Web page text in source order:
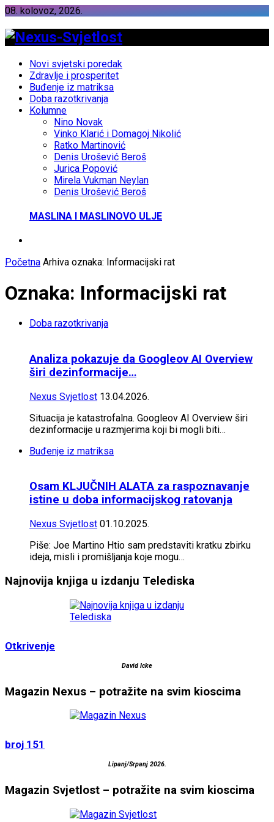
08. kolovoz, 2026.
Novi svjetski poredak
Zdravlje i prosperitet
Buđenje iz matriksa
Doba razotkrivanja
Kolumne
Nino Novak
Vinko Klarić i Domagoj Nikolić
Ratko Martinović
Denis Urošević Beroš
Jurica Popović
Mirela Vukman Neylan
Denis Urošević Beroš
MASLINA I MASLINOVO ULJE
Početna Arhiva oznaka: Informacijski rat
Oznaka: Informacijski rat
Doba razotkrivanja
Analiza pokazuje da Googleov AI Overview
širi dezinformacije…
Nexus Svjetlost 13.04.2026.
Situacija je katastrofalna. Googleov AI Overview širi
dezinformacije u razmjerima koji bi mogli biti…
Buđenje iz matriksa
Osam KLJUČNIH ALATA za raspoznavanje
istine u doba informacijskog ratovanja
Nexus Svjetlost 01.10.2025.
Piše: Joe Martino Htio sam predstaviti kratku zbirku
ideja, misli i promišljanja koje mogu…
Najnovija knjiga u izdanju Telediska
Otkrivenje
David Icke
Magazin Nexus – potražite na svim kioscima
broj 151
Lipanj/Srpanj 2026.
Magazin Svjetlost – potražite na svim kioscima